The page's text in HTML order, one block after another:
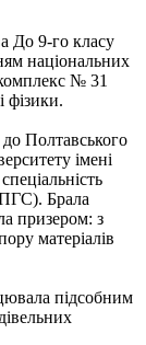
До 9-го класу
національних
№ 31
фізики.
Полтавського
імені
Брала
призером: з
матеріалів
підсобним